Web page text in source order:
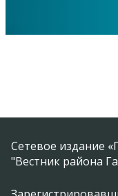
Сетевое издание
"Вестник района